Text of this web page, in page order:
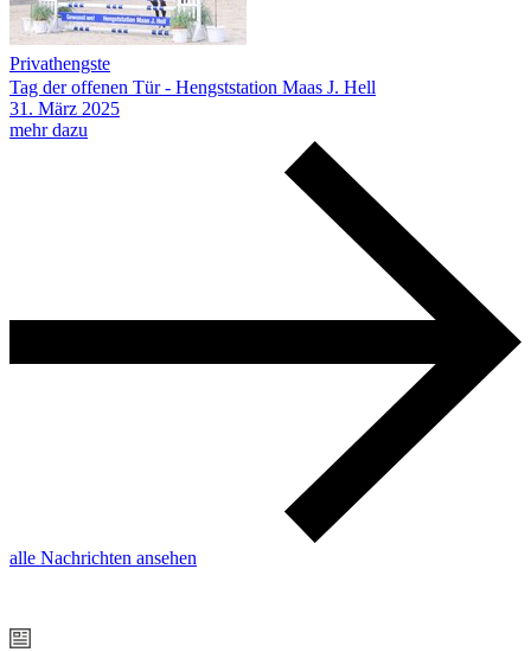
Privathengste
Tag der offenen Tür - Hengststation Maas J. Hell
31. März 2025
mehr dazu
alle Nachrichten ansehen